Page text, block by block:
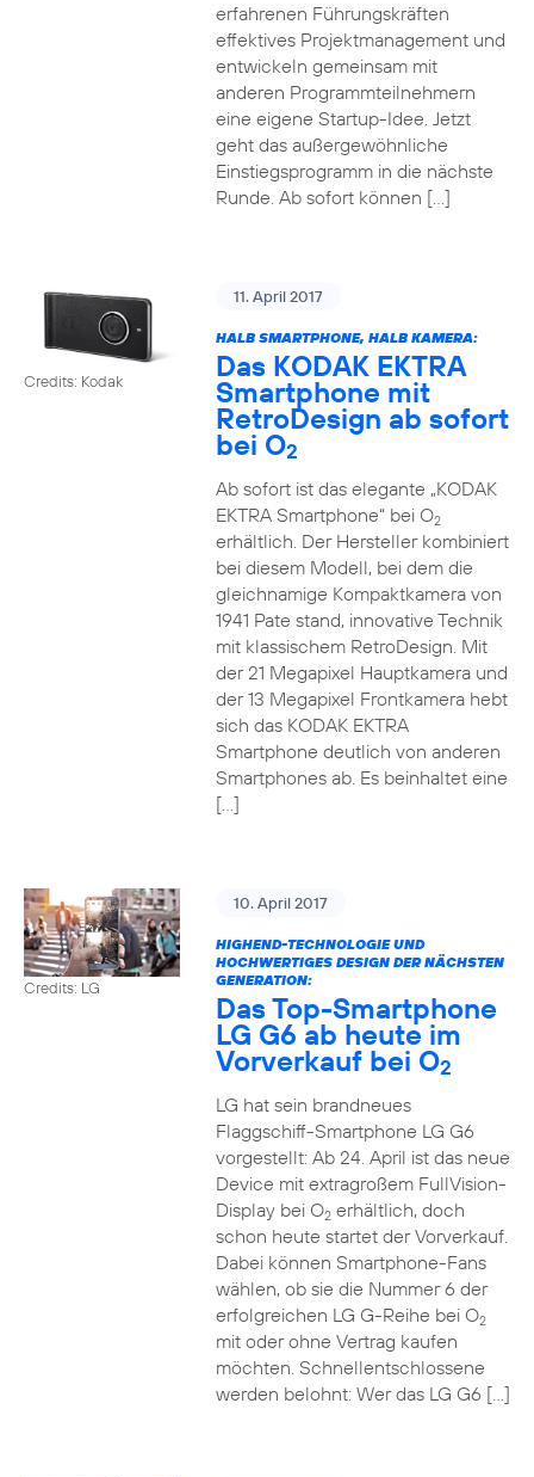
erfahrenen Führungskräften
effektives Projektmanagement und
entwickeln gemeinsam mit
anderen Programmteilnehmern
eine eigene Startup-Idee. Jetzt
geht das außergewöhnliche
Einstiegsprogramm in die nächste
Runde. Ab sofort können […]
Credits: Kodak
11. April 2017
HALB SMARTPHONE, HALB KAMERA:
Das KODAK EKTRA
Smartphone mit
RetroDesign ab sofort
bei O2
Ab sofort ist das elegante „KODAK
EKTRA Smartphone“ bei O2
erhältlich. Der Hersteller kombiniert
bei diesem Modell, bei dem die
gleichnamige Kompaktkamera von
1941 Pate stand, innovative Technik
mit klassischem RetroDesign. Mit
der 21 Megapixel Hauptkamera und
der 13 Megapixel Frontkamera hebt
sich das KODAK EKTRA
Smartphone deutlich von anderen
Smartphones ab. Es beinhaltet eine
[…]
Credits: LG
10. April 2017
HIGHEND-TECHNOLOGIE UND
HOCHWERTIGES DESIGN DER NÄCHSTEN
GENERATION:
Das Top-Smartphone
LG G6 ab heute im
Vorverkauf bei O2
LG hat sein brandneues
Flaggschiff-Smartphone LG G6
vorgestellt: Ab 24. April ist das neue
Device mit extragroßem FullVision-
Display bei O2erhältlich, doch
schon heute startet der Vorverkauf.
Dabei können Smartphone-Fans
wählen, ob sie die Nummer 6 der
erfolgreichen LG G-Reihe bei O2
mit oder ohne Vertrag kaufen
möchten. Schnellentschlossene
werden belohnt: Wer das LG G6 […]